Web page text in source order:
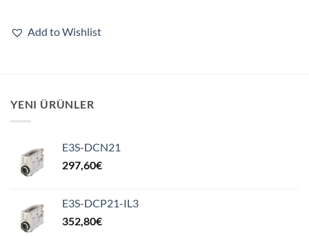
Add to Wishlist
YENI ÜRÜNLER
E3S-DCN21
297,60€
E3S-DCP21-IL3
352,80€